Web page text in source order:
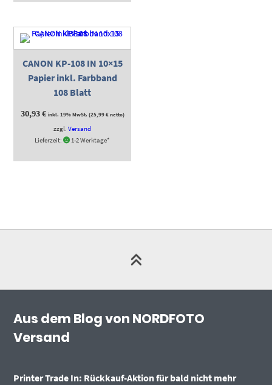
CANON KP-108 IN 10×15
Papier inkl. Farbband
108 Blatt
30,93€ inkl. 19% MwSt. (25,99€netto)
zzgl.Versand
Lieferzeit:
1-2 Werktage*
Aus dem Blog von NORDFOTO
Versand
Printer Trade In: Rückkauf-Aktion für bald nicht mehr